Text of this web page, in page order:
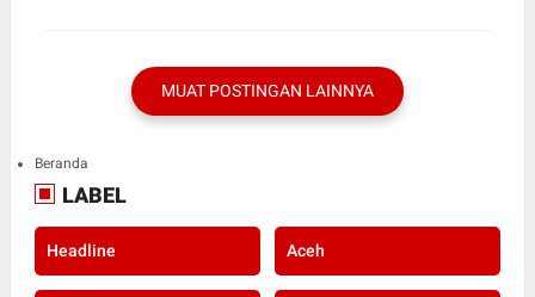
MUAT POSTINGAN LAINNYA
Beranda
LABEL
Headline Aceh